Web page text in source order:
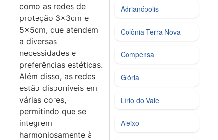
como as redes de
proteção 3x3cm e
5x5cm, que atendem
a diversas
necessidades e
preferências estéticas.
Além disso, as redes
estão disponíveis em
várias cores,
permitindo que se
integrem
harmoniosamente à
Adrianópolis
Colônia Terra Nova
Compensa
Glória
Lírio do Vale
Aleixo